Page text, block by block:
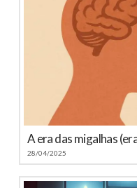
A era das migalhas
28/04/2025